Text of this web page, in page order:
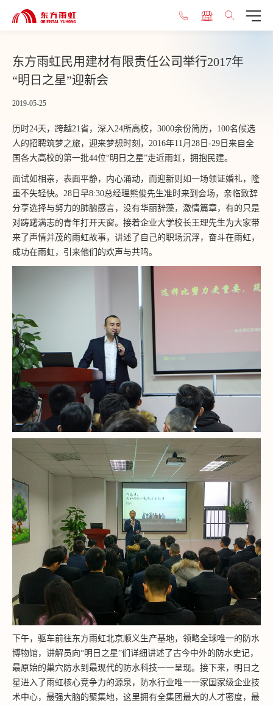
东方雨虹民用建材有限责任公司举行2017年
“明日之星”迎新会
2019-05-25
历时24天，跨越21省，深入24所高校，3000余份简历，100名候选
人的招聘筑梦之旅，迎来梦想时刻，2016年11月28日-29日来自全
国各大高校的第一批44位“明日之星”走近雨虹，拥抱民建。
面试如相亲，表面平静，内心涌动，而迎新则如一场领证婚礼，隆
重不失轻快。28日早8:30总经理熊俊先生准时来到会场，亲临致辞
分享选择与努力的肺腑感言，没有华丽辞藻，激情篇章，有的只是
对踌躇满志的青年打开天窗。接着企业大学校长王理先生为大家带
来了声情并茂的雨虹故事，讲述了自己的职场沉浮，奋斗在雨虹，
成功在雨虹，引来他们的欢声与共鸣。
下午，驱车前往东方雨虹北京顺义生产基地，领略全球唯一的防水
博物馆，讲解员向“明日之星”们详细讲述了古今中外的防水史记，
最原始的巢穴防水到最现代的防水科技一一呈现。接下来，明日之
星进入了雨虹核心竞争力的源泉，防水行业唯一一家国家级企业技
术中心，最强大脑的聚集地，这里拥有全集团最大的人才密度，最